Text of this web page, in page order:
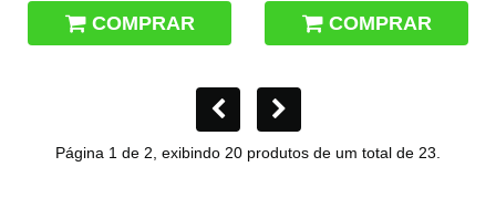
COMPRAR COMPRAR
Página 1 de 2, exibindo 20 produtos de um total de 23.